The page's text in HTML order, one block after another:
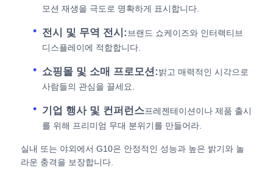
모션 재생을 극도로 명확하게 표시합니다.
전시 및 무역 전시: 브랜드 쇼케이즈와 인터랙티브
디스플레이에 적합합니다.
쇼핑몰 및 소매 프로모션:밝고 매력적인 시각으로
사람들의 관심을 끌세요.
기업 행사 및 컨퍼런스프레젠테이션이나 제품 출시
를 위해 프리미엄 무대 분위기를 만들어라.
실내 또는 야외에서 G10은 안정적인 성능과 높은 밝기와 놀
라운 충격을 보장합니다.